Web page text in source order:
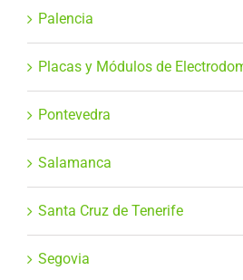
Palencia
Placas y Módulos de
Pontevedra
Salamanca
Santa Cruz de Tenerife
Segovia